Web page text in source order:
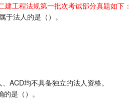
工程法规第一批次考试部分真题如下：
于法人的是（）。
ACD均不具备独立的法人资格。
是（）。